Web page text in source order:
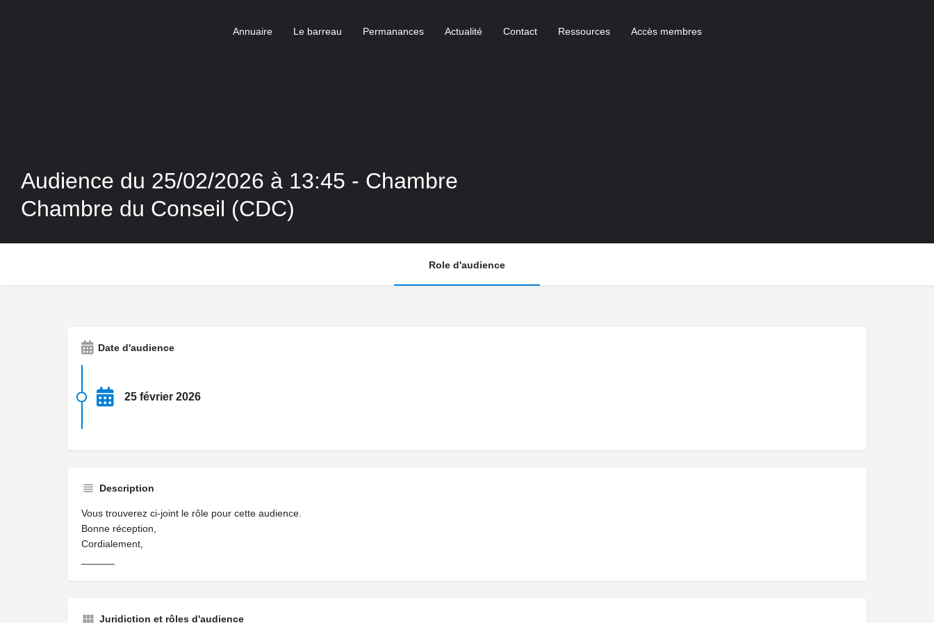
Annuaire Le barreau Permanances Actualité Contact Ressources Accès membres
Audience du 25/02/2026 à 13:45 - Chambre
Chambre du Conseil (CDC)
Role d'audience
Date d'audience
25 février 2026
Description
Vous trouverez ci-joint le rôle pour cette audience.
Bonne réception,
Cordialement,
Juridiction et rôles d'audience